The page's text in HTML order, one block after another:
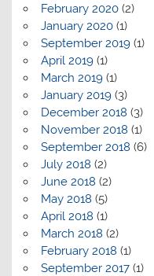
February 2020(2)
January 2020(1)
September 2019(1)
April 2019(1)
March 2019(1)
January 2019(3)
December 2018 (3)
November 2018 (1)
September 2018 (6)
July 2018 (2)
June 2018 (2)
May 2018 (5)
April 2018 (1)
March 2018 (2)
February 2018 (1)
September 2017(1)